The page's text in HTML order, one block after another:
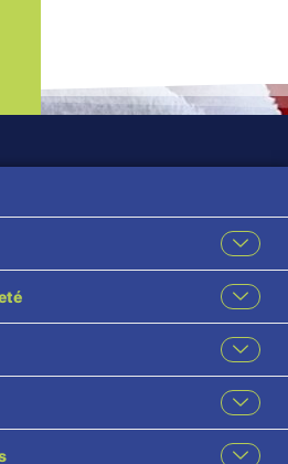
sur la
noël
noël